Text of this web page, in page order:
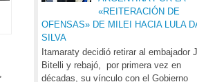
«REITERACIÓN DE
OFENSAS» DE MILEI HACIA LULA
SILVA
Itamaraty decidió retirar al embajador
Bitelli y rebajó, por primera vez en
décadas, su vínculo con el Gobierno